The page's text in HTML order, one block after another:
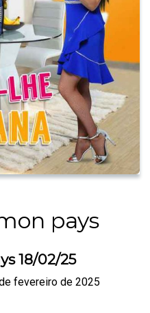
pays
18/02/25
fevereiro de 2025